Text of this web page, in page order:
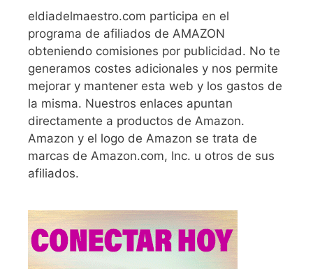
eldiadelmaestro.com participa en el
programa de afiliados de AMAZON
obteniendo comisiones por publicidad. No te
generamos costes adicionales y nos permite
mejorar y mantener esta web y los gastos de
la misma. Nuestros enlaces apuntan
directamente a productos de Amazon.
Amazon y el logo de Amazon se trata de
marcas de Amazon.com, Inc. u otros de sus
afiliados.